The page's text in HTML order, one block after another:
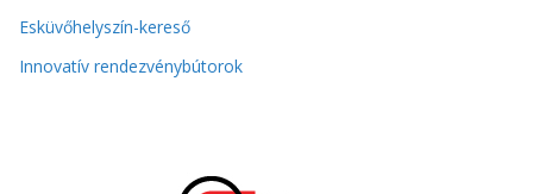
Esküvőhelyszín-kereső
Innovatív rendezvénybútorok